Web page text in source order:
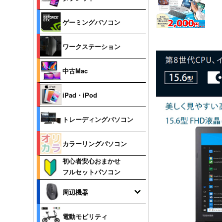
ゲーミングパソコン
ワークステーション
中古Mac
iPad・iPod
トレーディングパソコン
カラーリングパソコン
初心者安心おまかせ
フルセットパソコン
周辺機器
電動モビリティ